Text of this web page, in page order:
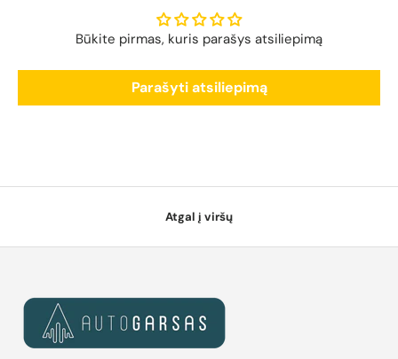
Būkite pirmas, kuris parašys atsiliepimą
Parašyti atsiliepimą
Atgal į viršų